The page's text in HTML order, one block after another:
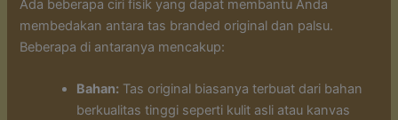
Ada beberapa ciri fisik yang dapat membantu Anda
membedakan antara tas branded original dan palsu.
Beberapa di antaranya mencakup:
Bahan: Tas original biasanya terbuat dari bahan
berkualitas tinggi seperti kulit asli atau kanvas